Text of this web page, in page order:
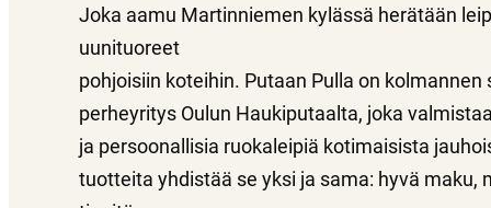
Joka aamu Martinniemen kylässä herätään
uunituoreet
pohjoisiin koteihin. Putaan Pulla on kolmannen
perheyritys Oulun Haukiputaalta, joka
ja persoonallisia ruokaleipiä kotimaisista
tuotteita yhdistää se yksi ja sama: hyvä maku,